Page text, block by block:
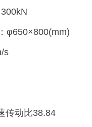
φ650×800(mm)
s
传动比38.84